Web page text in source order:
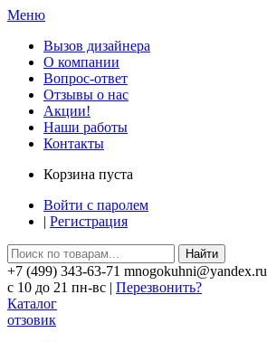
Меню
Вызов дизайнера
О компании
Вопрос-ответ
Отзывы о нас
Акции!
Наши работы
Контакты
Корзина пуста
Войти с паролем
| Регистрация
Найти
+7 (499) 343-63-71 mnogokuhni@yandex.ru
c 10 до 21 пн-вс | Перезвонить?
Каталог
отзовик